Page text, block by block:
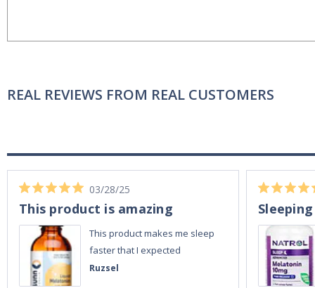
REAL REVIEWS FROM REAL CUSTOMERS
Ruzsel
03/28/25
This product is amazing
This product makes me sleep
faster that I expected